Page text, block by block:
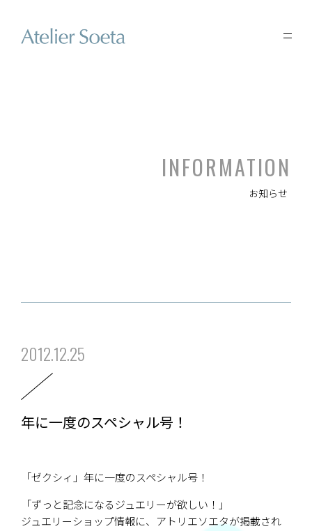
INFORMATION
お知らせ
2012.12.25
年に一度のスペシャル号！
「ゼクシィ」年に一度のスペシャル号！
「ずっと記念になるジュエリーが欲しい！」
ジュエリーショップ情報に、アトリエソエタが掲載され